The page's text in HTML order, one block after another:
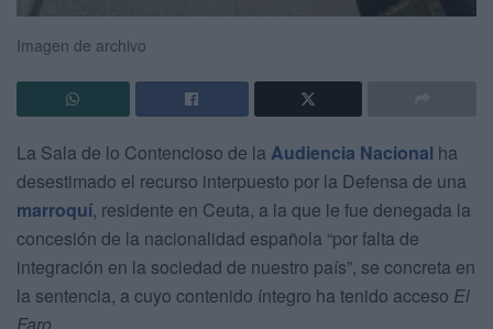
Imagen de archivo
La Sala de lo Contencioso de la Audiencia Nacional ha
desestimado el recurso interpuesto por la Defensa de una
marroquí, residente en Ceuta, a la que le fue denegada la
concesión de la nacionalidad española “por falta de
integración en la sociedad de nuestro país”, se concreta en
la sentencia, a cuyo contenido íntegro ha tenido acceso El